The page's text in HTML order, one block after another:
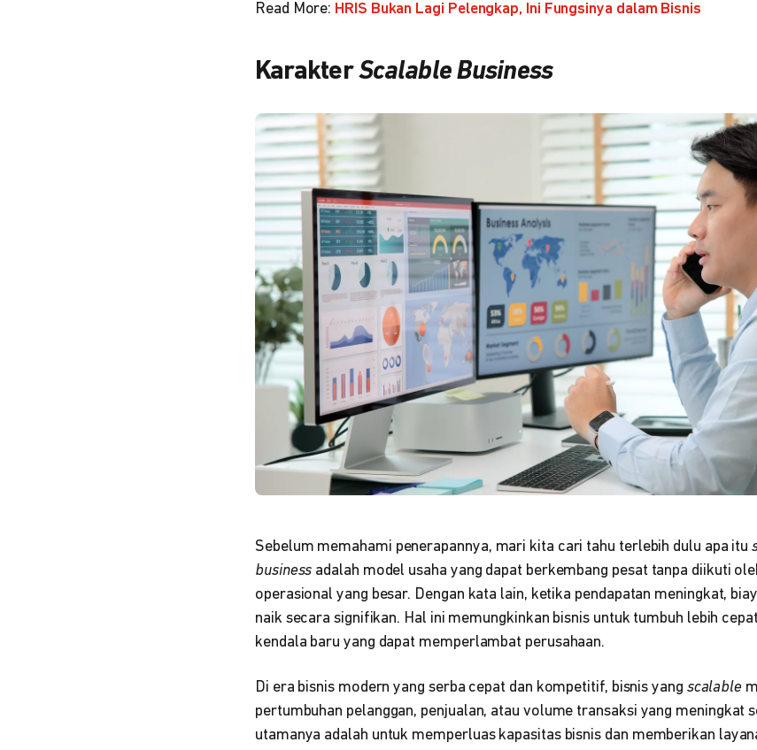
Read More: HRIS Bukan Lagi Pelengkap, Ini Fungsinya dalam Bisnis
KarakterScalable Business
Sebelum memahami penerapannya, mari kita cari tahu terlebih dulu apa itu
business adalah model usaha yang dapat berkembang pesat tanpa diikuti
operasional yang besar. Dengan kata lain, ketika pendapatan meningkat,
naik secara signifikan. Hal ini memungkinkan bisnis untuk tumbuh lebih
kendala baru yang dapat memperlambat perusahaan.
Di era bisnis modern yang serba cepat dan kompetitif, bisnis yang scalable
pertumbuhan pelanggan, penjualan, atau volume transaksi yang meningkat
utamanya adalah untuk memperluas kapasitas bisnis dan memberikan